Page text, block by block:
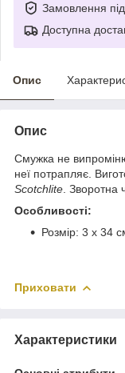
Замовлення
Доступна
Опис
Опис
Смужка не
неї потрапляє.
Scotchlite . Зворотна
Особливості:
Розмір: 3 х 34
Приховати
Характеристики